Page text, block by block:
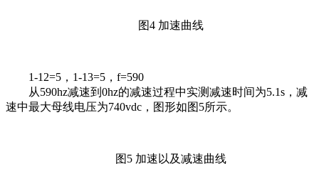
图4 加速曲线
1-12=5，1-13=5，f=590
从590hz减速到0hz的减速过程中实测减速时间为5.1s，减
速中最大母线电压为740vdc，图形如图5所示。
图5 加速以及减速曲线